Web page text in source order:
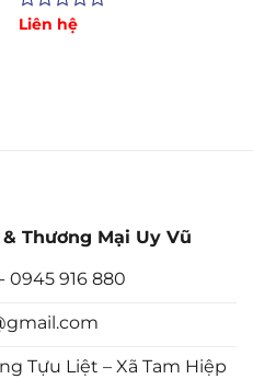
Được
Liên hệ
Thương Mại Uy Vũ
0945 916 880
Tựu Liệt – Xã Tam Hiệp